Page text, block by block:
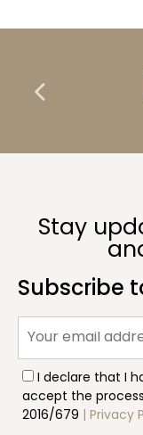
Stay
Subscribe
I declare that I
accept the
2016/679 | Privacy